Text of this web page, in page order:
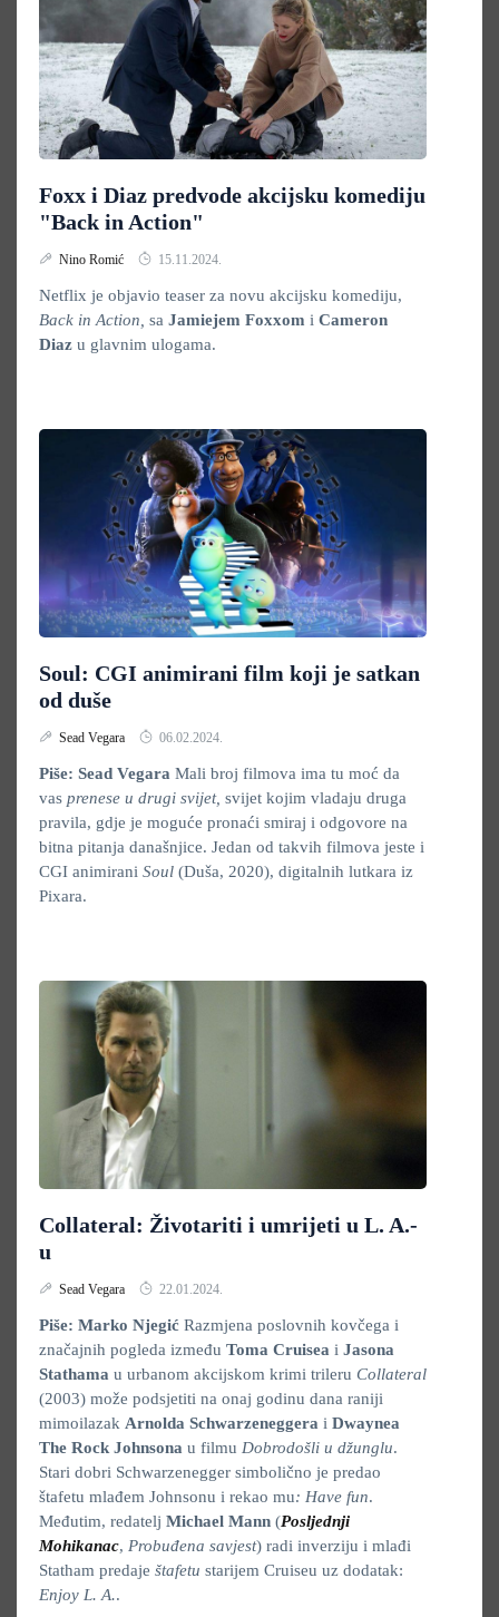
Foxx i Diaz predvode akcijsku komediju
"Back in Action"
Nino Romić 15.11.2024.
Netflix je objavio teaser za novu akcijsku komediju,
Back in Action, sa Jamiejem Foxxom i Cameron
Diaz u glavnim ulogama.
Soul: CGI animirani film koji je satkan
od duše
Sead Vegara 06.02.2024.
Piše: Sead Vegara Mali broj filmova ima tu moć da
vas prenese u drugi svijet, svijet kojim vladaju druga
pravila, gdje je moguće pronaći smiraj i odgovore na
bitna pitanja današnjice. Jedan od takvih filmova jeste i
CGI animirani Soul (Duša, 2020), digitalnih lutkara iz
Pixara.
Collateral: Životariti i umrijeti u L. A.-
u
Sead Vegara 22.01.2024.
Piše: Marko Njegić Razmjena poslovnih kovčega i
značajnih pogleda između Toma Cruisea i Jasona
Stathama u urbanom akcijskom krimi trileru Collateral
(2003) može podsjetiti na onaj godinu dana raniji
mimoilazak Arnolda Schwarzeneggera i Dwaynea
The Rock Johnsona u filmu Dobrodošli u džunglu.
Stari dobri Schwarzenegger simbolično je predao
štafetu mlađem Johnsonu i rekao mu: Have fun.
Međutim, redatelj Michael Mann (Posljednji
Mohikanac, Probuđena savjest) radi inverziju i mlađi
Statham predaje štafetu starijem Cruiseu uz dodatak:
Enjoy L. A..